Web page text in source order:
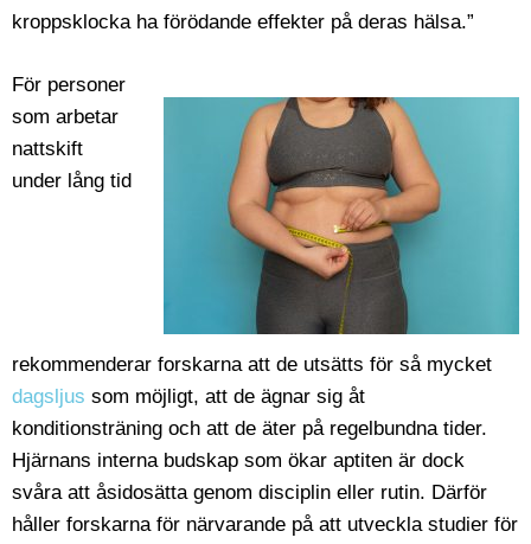
kroppsklocka ha förödande effekter på deras hälsa.”
För personer
som arbetar
nattskift
under lång tid
rekommenderar forskarna att de utsätts för så mycket
dagsljus som möjligt, att de ägnar sig åt
konditionsträning och att de äter på regelbundna tider.
Hjärnans interna budskap som ökar aptiten är dock
svåra att åsidosätta genom disciplin eller rutin. Därför
håller forskarna för närvarande på att utveckla studier för